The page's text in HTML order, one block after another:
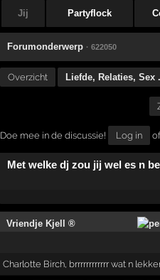
Jij Partyflock
Forumonderwerp · 622050
Overzicht Liefde, Relaties, Sex
Doe mee in de discussie! Log in
Met welke dj zou jij wel es n
Vriendje Kjell ®
Charlotte Birch, brrrrrrrrrrrr wat n